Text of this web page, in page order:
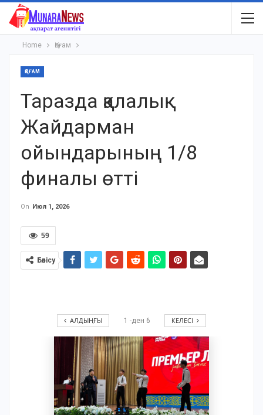
Home Қоғам
ҚОҒАМ
Таразда қалалық
Жайдарман
ойындарының 1/8
финалы өтті
On Июл 1, 2026
59
Бөлісу
АЛДЫҢҒЫ 1 -ден 6 КЕЛЕСІ